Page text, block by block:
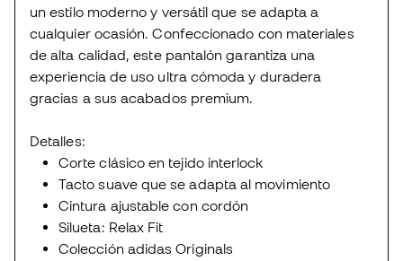
un estilo moderno y versátil que se adapta a
cualquier ocasión. Confeccionado con materiales
de alta calidad, este pantalón garantiza una
experiencia de uso ultra cómoda y duradera
gracias a sus acabados premium.
Detalles:
Corte clásico en tejido interlock
Tacto suave que se adapta al movimiento
Cintura ajustable con cordón
Silueta: Relax Fit
Colección adidas Originals